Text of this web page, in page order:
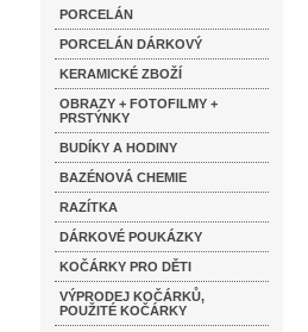
PORCELÁN
PORCELÁN DÁRKOVÝ
KERAMICKÉ ZBOŽÍ
OBRAZY + FOTOFILMY +
PRSTÝNKY
BUDÍKY A HODINY
BAZÉNOVÁ CHEMIE
RAZÍTKA
DÁRKOVÉ POUKÁZKY
KOČÁRKY PRO DĚTI
VÝPRODEJ KOČÁRKŮ,
POUŽITÉ KOČÁRKY